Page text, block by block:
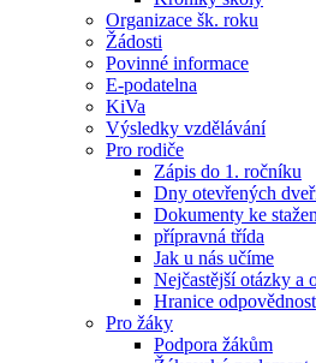
Organizace šk. roku
Žádosti
Povinné informace
E-podatelna
KiVa
Výsledky vzdělávání
Pro rodiče
Zápis do 1. ročníku
Dny otevřených
Dokumenty ke
přípravná třída
Jak u nás učíme
Nejčastější otázky a
Hranice
Pro žáky
Podpora žákům